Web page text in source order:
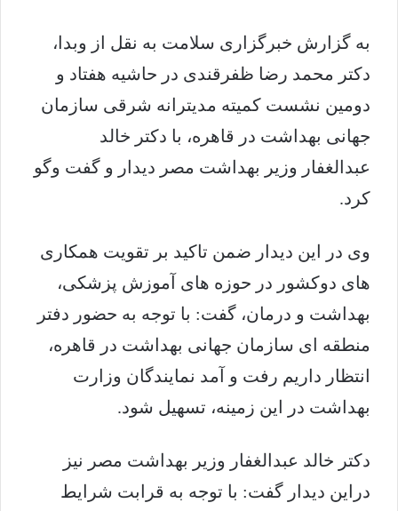
به گزارش خبرگزاری سلامت به نقل از وبدا،
دکتر محمد رضا ظفرقندی در حاشیه هفتاد و
دومین نشست کمیته مدیترانه شرقی سازمان
جهانی بهداشت در قاهره، با دکتر خالد
عبدالغفار وزیر بهداشت مصر دیدار و گفت وگو
کرد.
وی در این دیدار ضمن تاکید بر تقویت همکاری
های دوکشور در حوزه های آموزش پزشکی،
بهداشت و درمان، گفت: با توجه به حضور دفتر
منطقه ای سازمان جهانی بهداشت در قاهره،
انتظار داریم رفت و آمد نمایندگان وزارت
بهداشت در این زمینه، تسهیل شود.
دکتر خالد عبدالغفار وزیر بهداشت مصر نیز
دراین دیدار گفت: با توجه به قرابت شرایط